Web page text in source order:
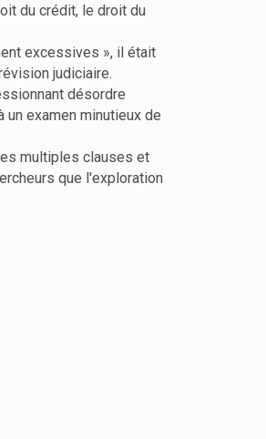
du crédit, le droit du
excessives », il était
judiciaire.
désordre
examen minutieux de
multiples clauses et
que l'exploration